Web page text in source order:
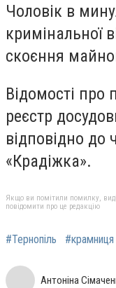
Чоловік в
кримінальної
скоєння
Відомості
реєстр
відповідно до
«Крадіжка».
Якщо ви помітили помилку,
повідомити про це редакцію
#Тернопіль #крамниця
Антоніна